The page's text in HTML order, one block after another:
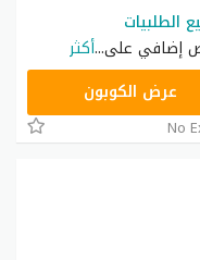
إضافي على...أكثر
عرض الكوبون
No